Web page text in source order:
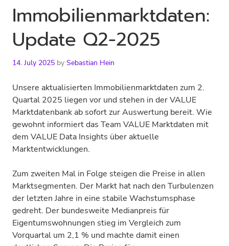
Immobilienmarktdaten:
Update Q2-2025
14. July 2025 by Sebastian Hein
Unsere aktualisierten Immobilienmarktdaten zum 2.
Quartal 2025 liegen vor und stehen in der VALUE
Marktdatenbank ab sofort zur Auswertung bereit. Wie
gewohnt informiert das Team VALUE Marktdaten mit
dem VALUE Data Insights über aktuelle
Marktentwicklungen.
Zum zweiten Mal in Folge steigen die Preise in allen
Marktsegmenten. Der Markt hat nach den Turbulenzen
der letzten Jahre in eine stabile Wachstumsphase
gedreht. Der bundesweite Medianpreis für
Eigentumswohnungen stieg im Vergleich zum
Vorquartal um 2,1 % und machte damit einen